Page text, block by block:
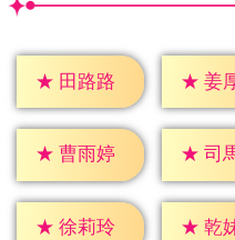
★ 田路路 ★ 姜
★ 曹雨婷 ★ 司
★ 徐莉玲 ★ 乾